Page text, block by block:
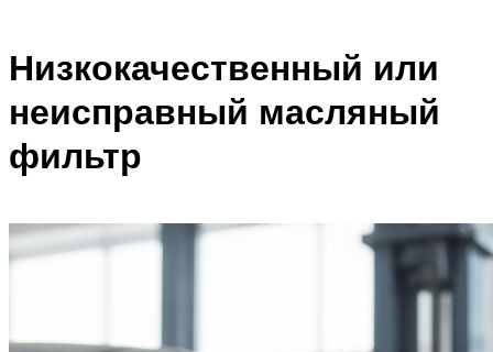
Низкокачественный или
неисправный масляный
фильтр